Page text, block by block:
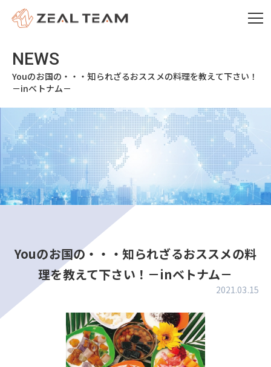
Youのお国の・・・知られざるおススメの料理を教えて下さい！
－inベトナム－
Youのお国の・・・知られざるおススメの料
理を教えて下さい！－inベトナム－
2021.03.15